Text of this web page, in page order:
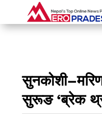
सुरूङ ‘ब्रेक